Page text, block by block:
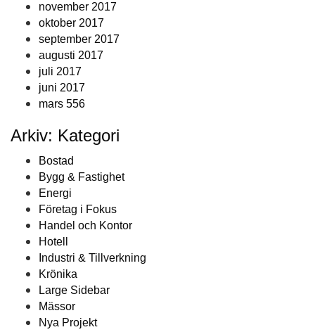
november 2017
oktober 2017
september 2017
augusti 2017
juli 2017
juni 2017
mars 556
Arkiv: Kategori
Bostad
Bygg & Fastighet
Energi
Företag i Fokus
Handel och Kontor
Hotell
Industri & Tillverkning
Krönika
Large Sidebar
Mässor
Nya Projekt